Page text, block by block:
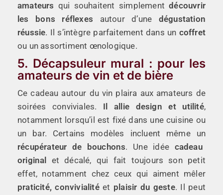
amateurs qui souhaitent simplementdécouvrir
les bons réflexes autour d’une dégustation
réussie. Il s’intègre parfaitement dans un coffret
ou un assortiment œnologique.
5. Décapsuleur mural : pour les
amateurs de vin et de bière
Ce cadeau autour du vin plaira aux amateurs de
soirées conviviales. Il allie design et utilité,
notamment lorsqu’il est fixé dans une cuisine ou
un bar. Certains modèles incluent même un
récupérateur de bouchons. Une idée cadeau
original
et décalé, qui fait toujours son petit
effet, notamment chez ceux qui aiment mêler
praticité, convivialitéet plaisir du geste. Il peut